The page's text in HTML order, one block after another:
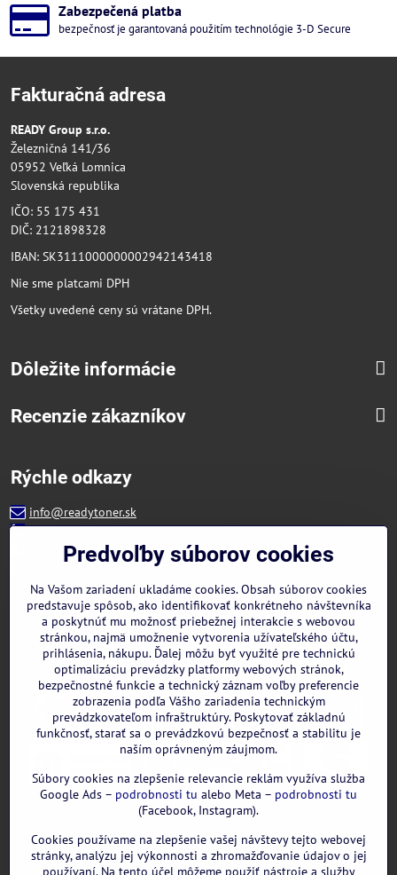
Zabezpečená platba
bezpečnosť je garantovaná použitím technológie 3-D Secure
Fakturačná adresa
READY Group s.r.o.
Železničná 141/36
05952 Veľká Lomnica
Slovenská republika
IČO: 55 175 431
DIČ: 2121898328
IBAN: SK3111000000002942143418
Nie sme platcami DPH
Všetky uvedené ceny sú vrátane DPH.
Dôležite informácie
Recenzie zákazníkov
Rýchle odkazy
info@readytoner.sk
+421 944 322 536 (PO-PIA: 09:00- 15:00)
Facebook
WhatsApp
GOOGLE recenzie:
Predvoľby súborov cookies
Na Vašom zariadení ukladáme cookies. Obsah súborov cookies
predstavuje spôsob, ako identifikovať konkrétneho návštevníka
a poskytnúť mu možnosť priebežnej interakcie s webovou
stránkou, najmä umožnenie vytvorenia užívateľského účtu,
prihlásenia, nákupu. Ďalej môžu byť využité pre technickú
optimalizáciu prevádzky platformy webových stránok,
bezpečnostné funkcie a technický záznam voľby preferencie
zobrazenia podľa Vášho zariadenia technickým
prevádzkovateľom infraštruktúry. Poskytovať základnú
funkčnosť, starať sa o prevádzkovú bezpečnosť a stabilitu je
naším oprávneným záujmom.
Súbory cookies na zlepšenie relevancie reklám využíva služba
Google Ads – podrobnosti tu alebo Meta – podrobnosti tu
(Facebook, Instagram).
Cookies používame na zlepšenie vašej návštevy tejto webovej
stránky, analýzu jej výkonnosti a zhromažďovanie údajov o jej
používaní. Na tento účel môžeme použiť nástroje a služby